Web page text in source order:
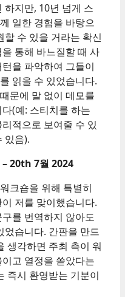
하지만, 10년 넘게 스
일한 경험을 바탕으
수 있을 거라는 확신
통해 바느질할 때 사
을 파악하여 그들이
읽을 수 있었습니다.
문에 말 없이 데모를
(예: 스티치를 하는
적으로 보여줄 수 있
있음).
20th 7월 2024
크숍을 위해 특별히
저를 맞이했습니다.
를 번역하지 않아도
었습니다. 간판을 만드
생각하면 주최 측이 워
고 열정을 쏟았다는
즉시 환영받는 기분이